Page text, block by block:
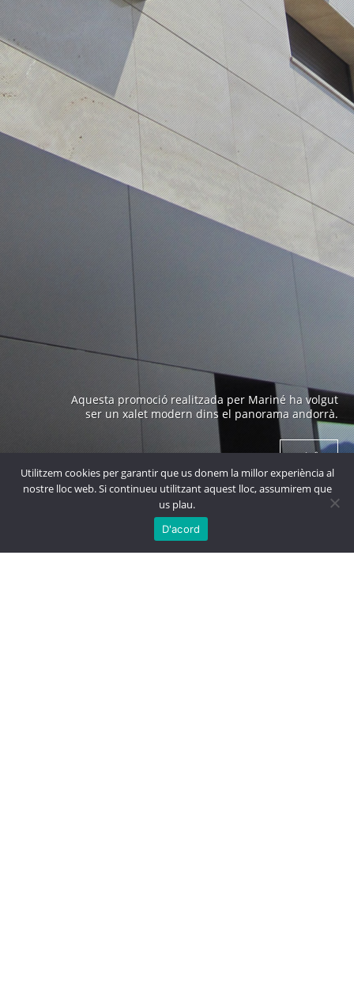
Aquesta promoció realitzada per Mariné ha volgut
ser un xalet modern dins el panorama andorrà.
+ info
Edifici emblemàtic a Andorra construït als anys 70 i
obra de un arquitecte prestigiós com es en Ricard
Bofill.
+ info
PROJECTES
Utilitzem cookies per garantir que us donem la millor experiència al
nostre lloc web. Si continueu utilitzant aquest lloc, assumirem que
us plau.
D'acord